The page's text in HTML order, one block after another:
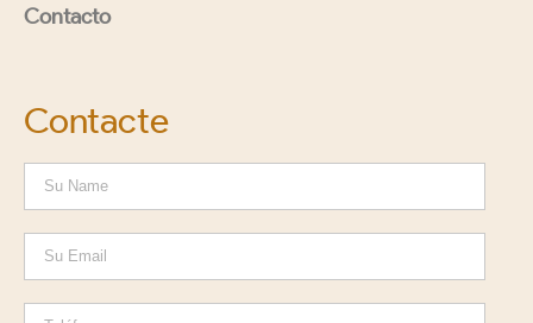
Contacto
Contacte